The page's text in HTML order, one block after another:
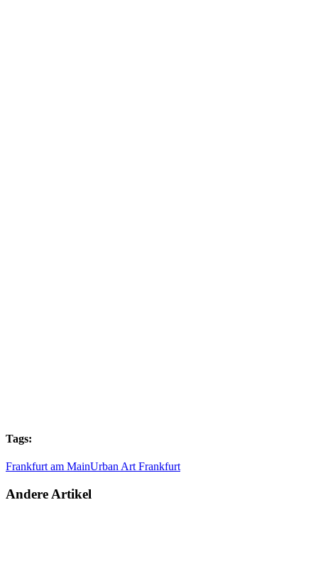
Tags:
Frankfurt am MainUrban Art Frankfurt
Andere Artikel